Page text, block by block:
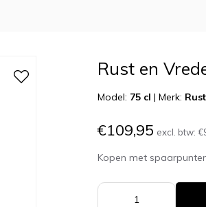
Rust en
Model: 75 cl |Merk:
€109,95 excl. btw:
Kopen met